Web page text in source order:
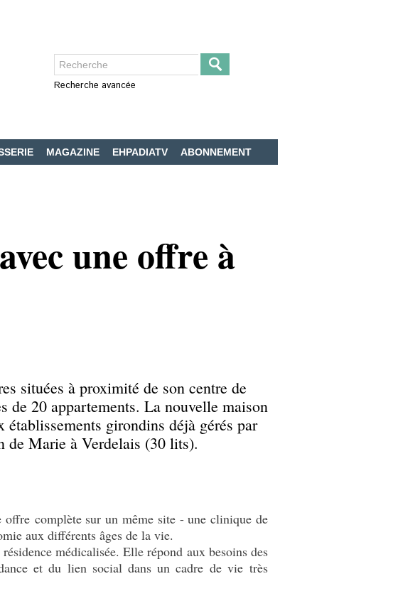
Recherche avancée
MAGAZINE EHPADIATV ABONNEMENT
une offre à
situées à proximité de son centre de
de 20 appartements. La nouvelle maison
girondins déjà gérés par
de Marie à Verdelais (30 lits).
offre complète sur un même site - une clinique de
aux différents âges de la vie.
médicalisée. Elle répond aux besoins des
et du lien social dans un cadre de vie très